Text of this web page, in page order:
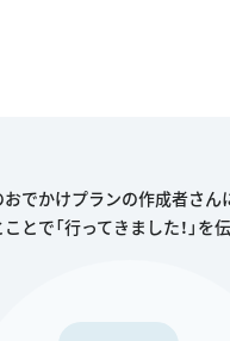
おでかけプランの作成者さん
とで「行ってきました！」を